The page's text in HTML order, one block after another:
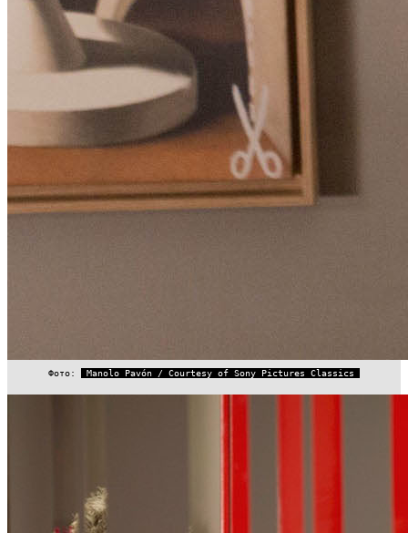
Фото: Manolo Pavón / Courtesy of Sony Pictures Classics